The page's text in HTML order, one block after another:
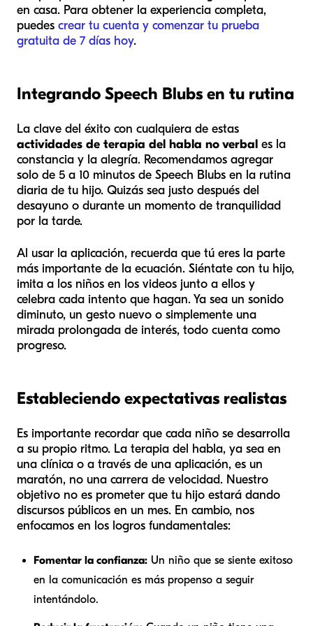
en casa. Para obtener la experiencia completa,
puedes crear tu cuenta y comenzar tu prueba
gratuita de 7 días hoy.
Integrando Speech Blubs en tu rutina
La clave del éxito con cualquiera de estas
actividades de terapia del habla no verbal es la
constancia y la alegría. Recomendamos agregar
solo de 5 a 10 minutos de Speech Blubs en la rutina
diaria de tu hijo. Quizás sea justo después del
desayuno o durante un momento de tranquilidad
por la tarde.
Al usar la aplicación, recuerda que tú eres la parte
más importante de la ecuación. Siéntate con tu hijo,
imita a los niños en los videos junto a ellos y
celebra cada intento que hagan. Ya sea un sonido
diminuto, un gesto nuevo o simplemente una
mirada prolongada de interés, todo cuenta como
progreso.
Estableciendo expectativas realistas
Es importante recordar que cada niño se desarrolla
a su propio ritmo. La terapia del habla, ya sea en
una clínica o a través de una aplicación, es un
maratón, no una carrera de velocidad. Nuestro
objetivo no es prometer que tu hijo estará dando
discursos públicos en un mes. En cambio, nos
enfocamos en los logros fundamentales:
Fomentar la confianza: Un niño que se siente exitoso
en la comunicación es más propenso a seguir
intentándolo.